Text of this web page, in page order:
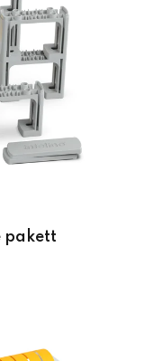
pakett